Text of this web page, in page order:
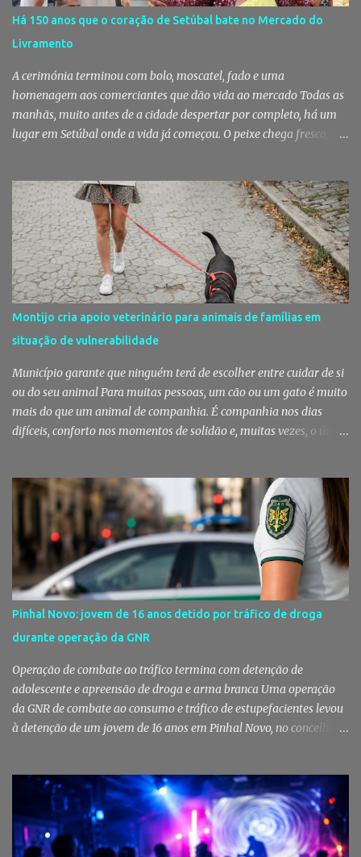
furtos e pelo consumo de estupefacientes", circunstância que
motivou a realização de diligências policiais. Foi no decorrer
dessas ações que os militares localizaram um suspeito no interior
de um edifício público. Apanhado em flagrante De ...
Há 150 anos que o coração de Setúbal bate no Mercado do
Livramento
A cerimónia terminou com bolo, moscatel, fado e uma
homenagem aos comerciantes que dão vida ao mercado Todas as
manhãs, muito antes de a cidade despertar por completo, há um
lugar em Setúbal onde a vida já começou. O peixe chega fresco, os
fruta, das ervas e do pão acabado de cozer. Há 150 anos que esta
rotina se repete no Mercado do Livramento, um espaço que
continua a ser muito mais do que um mercado: é um dos maiores
símbolos da identidade setubalense. Mercado celebrou 150 anos
no último dia de Julho Foi considerado pela revista norte-
americana USA Today um dos melhores mercados de peixe do
mundo. Mas, para os setubalenses, o Mercado do Livramento vale
muito mais do que qualquer distinção internacional. O Mercado do
Livramento assinalou, no dia 31 de Julho, os 150 anos de existência
com uma cerimónia comemorativa na qual a Câmara Municipal
de Setúbal desta...
Montijo cria apoio veterinário para animais de famílias em
situação de vulnerabilidade
Município garante que ninguém terá de escolher entre cuidar de si
ou do seu animal Para muitas pessoas, um cão ou um gato é muito
mais do que um animal de companhia. É companhia nos dias
difíceis, conforto nos momentos de solidão e, muitas vezes, o único
garantir cuidados básicos de saúde aos animais pertencentes a
utentes do Centro de Acolhimento de Emergência Social,
reforçando simultaneamente a proteção animal e o apoio às
pessoas em situação de maior vulnerabilidade. Cuidados de saúde
a animais de companhia de utentes do CAES A Câmara Municipal
do Montijo aprovou, por unanimidade, na reunião de 22 de Julho,
a celebração de um protocolo de colaboração com a União
Mutualista Nossa Senhora da Conceição, destinado a assegurar
assistência veterinária básica aos animais de companhia dos
utentes do Centro de Acolhimento de Emergência Social (CAES 2.0).
Segundo a ...
Pinhal Novo: jovem de 16 anos detido por tráfico de droga
durante operação da GNR
Operação de combate ao tráfico termina com detenção de
adolescente e apreensão de droga e arma branca Uma operação
da GNR de combate ao consumo e tráfico de estupefacientes levou
à detenção de um jovem de 16 anos em Pinhal Novo, no concelho
das autoridades sobre este tipo de criminalidade no distrito de
Setúbal. Droga, arma branca e dinheiro apreendidos pela GNR Um
jovem de 16 anos foi detido na segunda-feira, 28 de Julho, por
suspeitas da prática do crime de tráfico de estupefacientes, na